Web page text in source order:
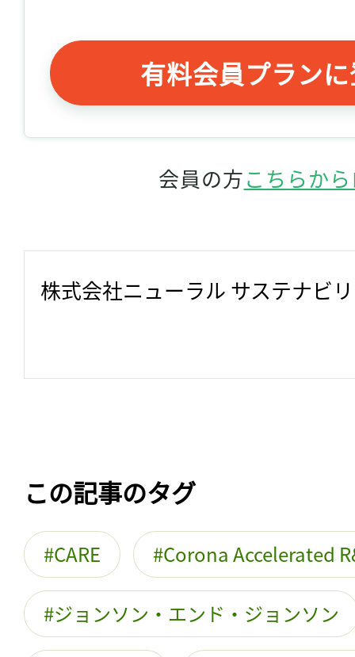
有料会員プラン
会員の方こちらか
株式会社ニューラル サステナビ
この記事のタグ
CARE Corona Accelerated
ジョンソン・エンド・ジョンソン